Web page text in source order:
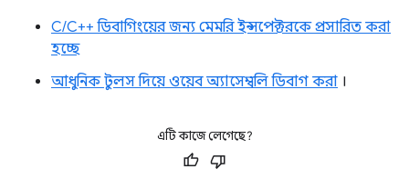
C/C++ ডিবাগিংয়ের জন্য মেমরি ইন্সপেক্টরকে প্রসারিত করা
হচ্ছে
আধুনিক টুলস দিয়ে ওয়েব অ্যাসেম্বলি ডিবাগ করা ।
এটি কাজে লেগেছে?